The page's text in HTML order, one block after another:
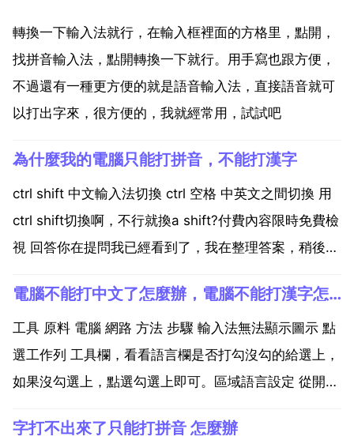
轉換一下輸入法就行，在輸入框裡面的方格里，點開，
找拼音輸入法，點開轉換一下就行。用手寫也跟方便，
不過還有一種更方便的就是語音輸入法，直接語音就可
以打出字來，很方便的，我就經常用，試試吧
為什麼我的電腦只能打拼音，不能打漢字
ctrl shift 中文輸入法切換 ctrl 空格 中英文之間切換 用
ctrl shift切換啊，不行就換a shift?付費內容限時免費檢
視 回答你在提問我已經看到了，我在整理答案，稍後回
文，打字打出的都是英文本母。這種現象特別容易出現
在txt文字...
電腦不能打中文了怎麼辦，電腦不能打漢字怎麼辦
工具 原料 電腦 網路 方法 步驟 輸入法無法顯示圖示 點
選工作列 工具欄，看看語言欄是否打勾沒勾的給選上，
如果沒勾選上，點選勾選上即可。區域語言設定 從開始
文字服務和輸入語言單 再點選 詳細資訊 裡的 語言欄 最
字打不出來了只能打拼音 怎麼辦